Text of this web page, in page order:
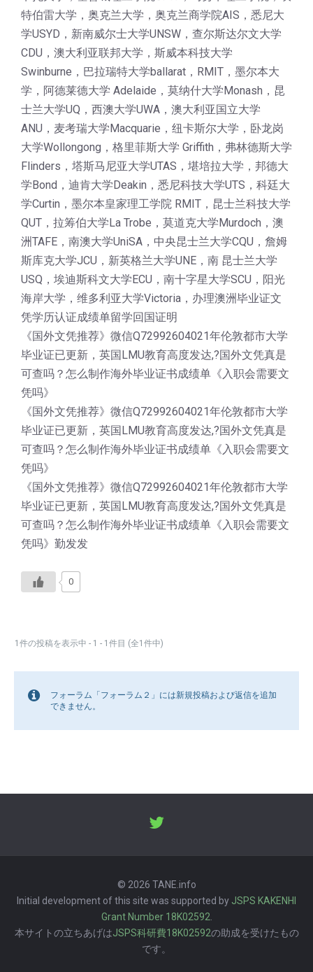
特伯雷大学，奥克兰大学，奥克兰商学院AIS，悉尼大
学USYD，新南威尔士大学UNSW，查尔斯达尔文大学
CDU，澳大利亚联邦大学，斯威本科技大学
Swinburne，巴拉瑞特大学ballarat，RMIT，墨尔本大
学，阿德莱德大学 Adelaide，莫纳什大学Monash，昆
士兰大学UQ，西澳大学UWA，澳大利亚国立大学
ANU，麦考瑞大学Macquarie，纽卡斯尔大学，卧龙岗
大学Wollongong，格里菲斯大学 Griffith，弗林德斯大学
Flinders，塔斯马尼亚大学UTAS，堪培拉大学，邦德大
学Bond，迪肯大学Deakin，悉尼科技大学UTS，科廷大
学Curtin，墨尔本皇家理工学院 RMIT，昆士兰科技大学
QUT，拉筹伯大学La Trobe，莫道克大学Murdoch，澳
洲TAFE，南澳大学UniSA，中央昆士兰大学CQU，詹姆
斯库克大学JCU，新英格兰大学UNE，南 昆士兰大学
USQ，埃迪斯科文大学ECU，南十字星大学SCU，阳光
海岸大学，维多利亚大学Victoria，办理澳洲毕业证文
凭学历认证成绩单留学回国证明
《国外文凭推荐》微信Q72992604021年伦敦都市大学
毕业证已更新，英国LMU教育高度发达,?国外文凭真是
可查吗？怎么制作海外毕业证书成绩单《入职会需要文
凭吗》
《国外文凭推荐》微信Q72992604021年伦敦都市大学
毕业证已更新，英国LMU教育高度发达,?国外文凭真是
可查吗？怎么制作海外毕业证书成绩单《入职会需要文
凭吗》
《国外文凭推荐》微信Q72992604021年伦敦都市大学
毕业证已更新，英国LMU教育高度发达,?国外文凭真是
可查吗？怎么制作海外毕业证书成绩单《入职会需要文
凭吗》勤发发
0
1件の投稿を表示中 - 1 - 1件目 (全1件中)
フォーラム「フォーラム２」には新規投稿および返信を追加
できません。
© 2026 TANE.info
Initial development of this site was supported by JSPS KAKENHI
Grant Number 18K02592
本サイトの立ちあげはJSPS科研費18K02592の助成を受けたもの
です。